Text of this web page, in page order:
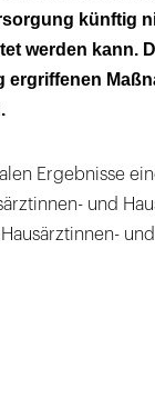
künftig
werden kann.
ergriffenen
Ergebnisse
und